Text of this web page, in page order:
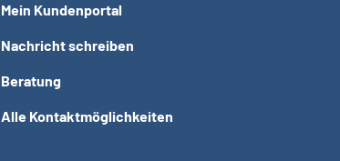
Mein Kundenportal
Nachricht schreiben
Beratung
Alle Kontaktmöglichkeiten